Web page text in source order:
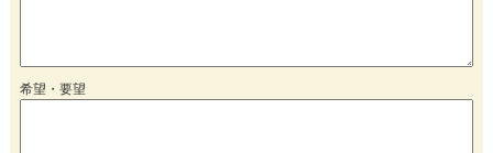
希望・要望